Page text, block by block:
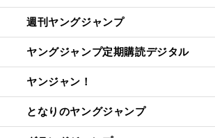
週刊ヤングジャンプ
ヤングジャンプ定期購読デジタル
ヤンジャン！
となりのヤングジャンプ